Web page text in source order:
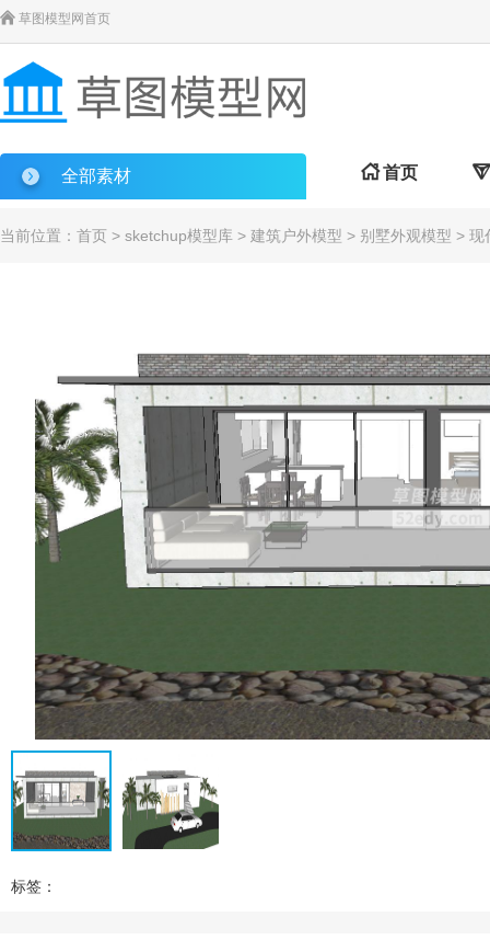
 草图模型网首页
全部素材 首页 
当前位置： 首页 > sketchup模型库 > 建筑户外模型 > 别墅外观模型 > 现
标签：